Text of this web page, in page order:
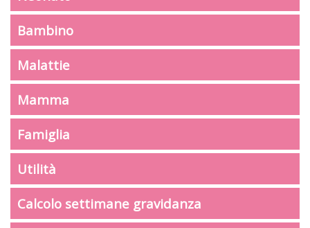
Bambino
Malattie
Mamma
Famiglia
Utilità
Calcolo settimane gravidanza